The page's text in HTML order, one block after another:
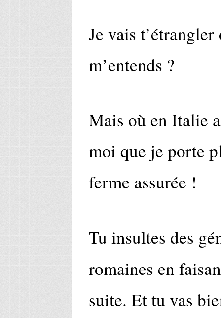
Je vais
m’entends ?
Mais où en Italie
moi que je porte
ferme assurée !
Tu insultes des
romaines en
suite. Et tu vas